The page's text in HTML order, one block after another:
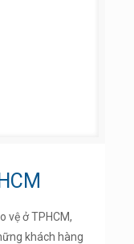
vệ ở TPHCM,
khách hàng